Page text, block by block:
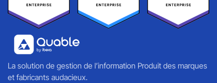
La solution de gestion de l’information Produit des marques
et fabricants audacieux.